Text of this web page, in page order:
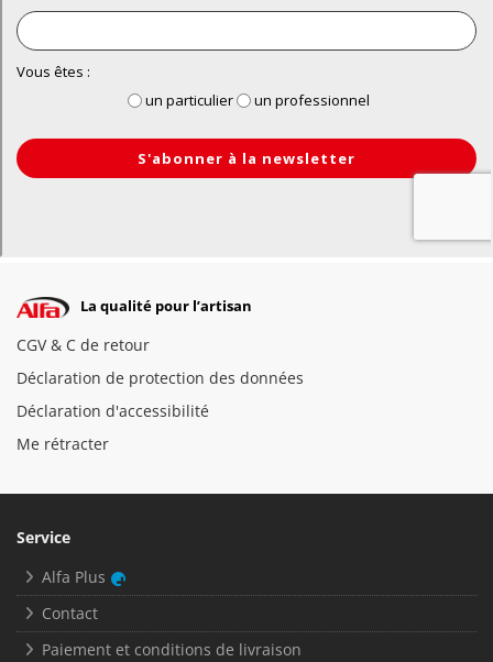
La qualité pour l’artisan
CGV & C de retour
Déclaration de protection des données
Déclaration d'accessibilité
Me rétracter
Service
Alfa Plus
Contact
Paiement et conditions de livraison